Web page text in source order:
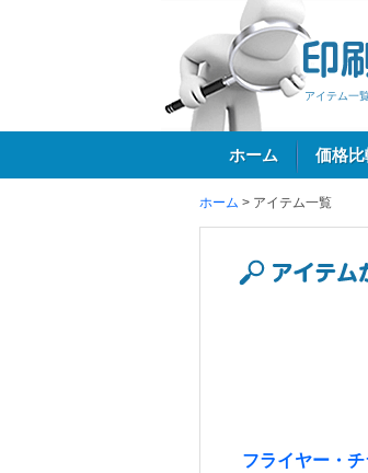
アイテム一
ホーム 価格比
ホーム > アイテム一覧
フライヤー・